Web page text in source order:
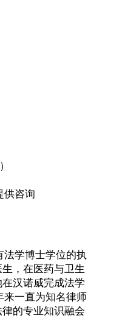
供咨询
法学博士学位的执
，在医药与卫生
汉诺威完成法学
来一直为知名律师
的专业知识融会